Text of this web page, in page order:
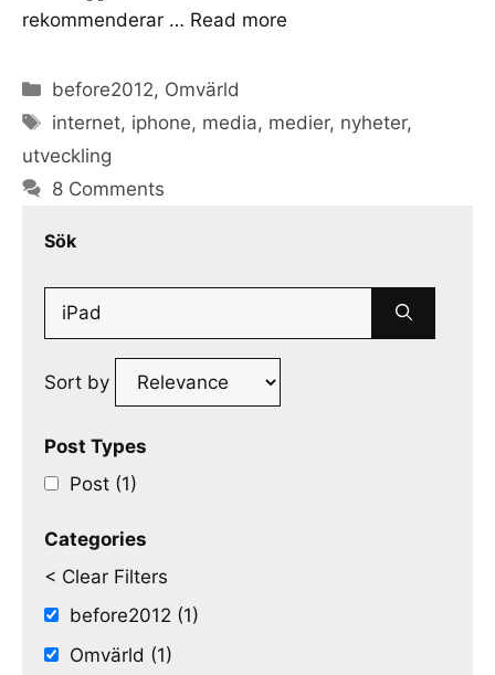
rekommenderar … Read more
Categories
before2012, Omvärld
Tags
internet, iphone, media, medier, nyheter,
utveckling
8 Comments
Sök
Search
Sort by
Post Types
Post (1)
Categories
< Clear Filters
before2012 (1)
Omvärld (1)